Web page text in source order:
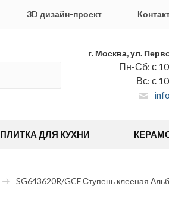
3D дизайн-проект
г. Москва, ул.
Пн-Сб: с
Вс: с
ПЛИТКА ДЛЯ КУХНИ
SG643620R/GCF Ступень клееная